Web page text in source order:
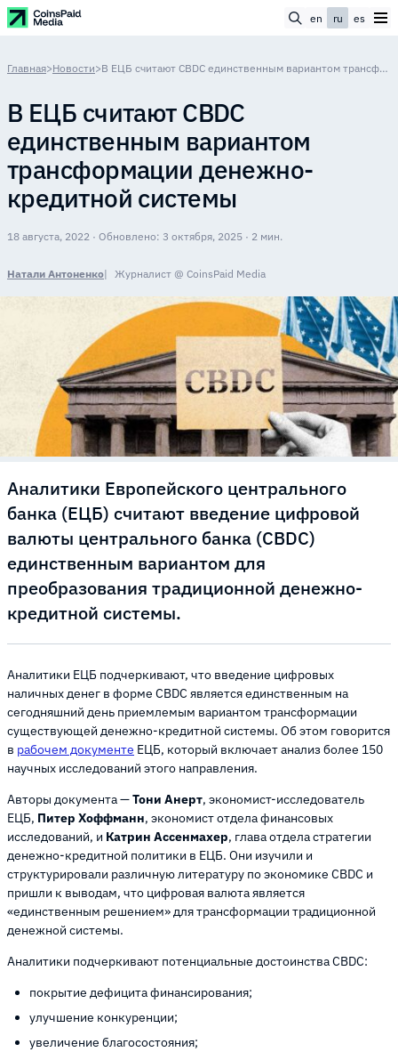
en ru es
Главная>Новости> В ЕЦБ считают CBDC единственным вариантом трансформации денежно-кредитной системы
В ЕЦБ считают CBDC
единственным вариантом
трансформации денежно-
кредитной системы
18 августа, 2022 · Обновлено: 3 октября, 2025 · 2 мин.
Натали Антоненко Журналист @ CoinsPaid Media
Аналитики Европейского центрального
банка (ЕЦБ) считают введение цифровой
валюты центрального банка (CBDC)
единственным вариантом для
преобразования традиционной денежно-
кредитной системы.
Аналитики ЕЦБ подчеркивают, что введение цифровых
наличных денег в форме CBDC является единственным на
сегодняшний день приемлемым вариантом трансформации
существующей денежно-кредитной системы. Об этом говорится
в рабочем документе ЕЦБ, который включает анализ более 150
научных исследований этого направления.
Авторы документа —Тони Анерт, экономист-исследователь
ЕЦБ, Питер Хоффманн, экономист отдела финансовых
исследований, и Катрин Ассенмахер, глава отдела стратегии
денежно-кредитной политики в ЕЦБ. Они изучили и
структурировали различную литературу по экономике CBDC и
пришли к выводам, что цифровая валюта является
«единственным решением» для трансформации традиционной
денежной системы.
Аналитики подчеркивают потенциальные достоинства CBDC:
покрытие дефицита финансирования;
улучшение конкуренции;
увеличение благосостояния;